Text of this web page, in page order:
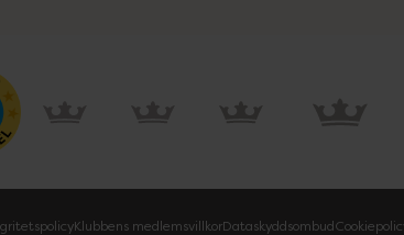
Klubbens medlemsvillkorDataskyddsombud